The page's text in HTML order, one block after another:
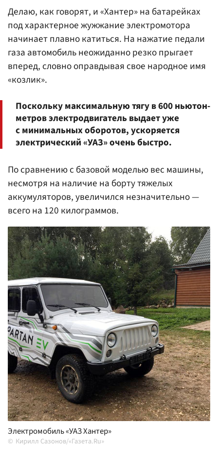
Делаю, как говорят, и «Хантер» на батарейках
под характерное жужжание электромотора
начинает плавно катиться. На нажатие педали
газа автомобиль неожиданно резко прыгает
вперед, словно оправдывая свое народное имя
«козлик».
Поскольку максимальную тягу в 600 ньютон-
метров электродвигатель выдает уже
с минимальных оборотов, ускоряется
электрический «УАЗ» очень быстро.
По сравнению с базовой моделью вес машины,
несмотря на наличие на борту тяжелых
аккумуляторов, увеличился незначительно —
всего на 120 килограммов.
Электромобиль «УАЗ Хантер»
Кирилл Сазонов/«Газета.Ru»